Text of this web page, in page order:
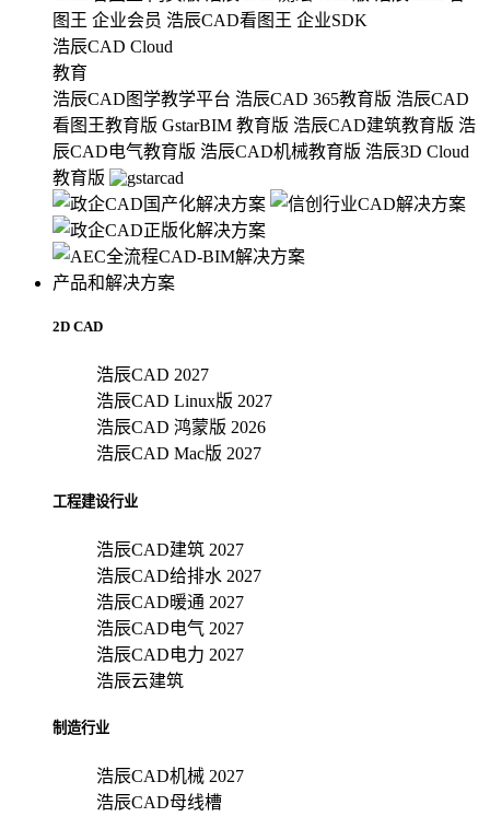
图王 企业会员 浩辰CAD看图王 企业SDK
浩辰CAD Cloud
教育
浩辰CAD图学教学平台 浩辰CAD 365教育版 浩辰CAD
看图王教育版 GstarBIM 教育版 浩辰CAD建筑教育版 浩
辰CAD电气教育版 浩辰CAD机械教育版 浩辰3D Cloud
教育版
产品和解决方案
2D CAD
浩辰CAD 2027
浩辰CAD Linux版 2027
浩辰CAD 鸿蒙版 2026
浩辰CAD Mac版 2027
工程建设行业
浩辰CAD建筑 2027
浩辰CAD给排水 2027
浩辰CAD暖通 2027
浩辰CAD电气 2027
浩辰CAD电力 2027
浩辰云建筑
制造行业
浩辰CAD机械 2027
浩辰CAD母线槽